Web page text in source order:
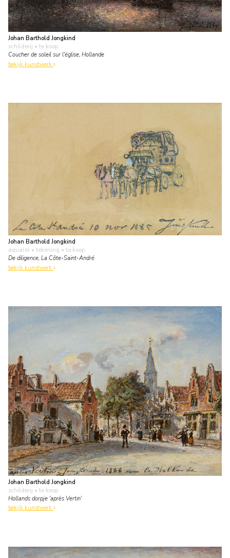
Johan Barthold Jongkind
schilderij • te koop
Coucher de soleil sur l'église, Hollande
bekijk kunstwerk
Johan Barthold Jongkind
aquarel • tekening • te koop
De diligence, La Côte-Saint-André
bekijk kunstwerk
Johan Barthold Jongkind
schilderij • te koop
Hollands dorpje 'après Vertin'
bekijk kunstwerk